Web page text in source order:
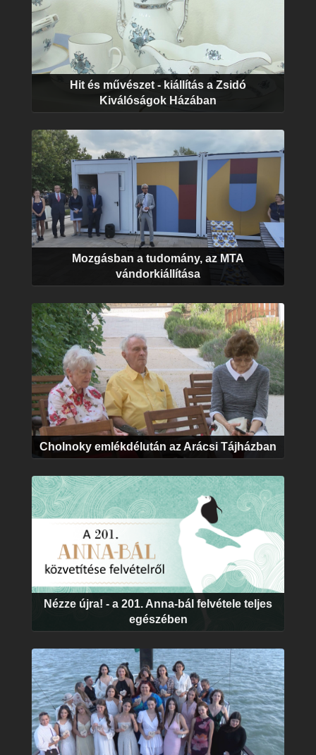
Hit és művészet - kiállítás a Zsidó
Kiválóságok Házában
Mozgásban a tudomány, az MTA
vándorkiállítása
Cholnoky emlékdélután az Arácsi Tájházban
Nézze újra! - a 201. Anna-bál felvétele teljes
egészében